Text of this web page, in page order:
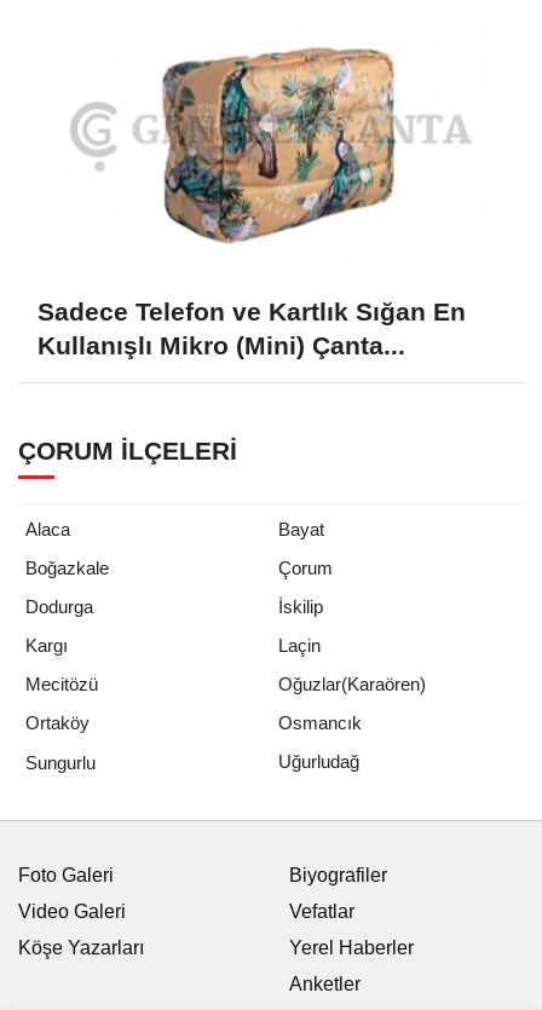
Sadece Telefon ve Kartlık Sığan En
Kullanışlı Mikro (Mini) Çanta...
ÇORUM İLÇELERI
Alaca
Bayat
Boğazkale
Çorum
Dodurga
İskilip
Kargı
Laçin
Mecitözü
Oğuzlar(Karaören)
Ortaköy
Osmancık
Sungurlu
Uğurludağ
Foto Galeri
Video Galeri
Köşe Yazarları
Biyografiler
Vefatlar
Yerel Haberler
Anketler